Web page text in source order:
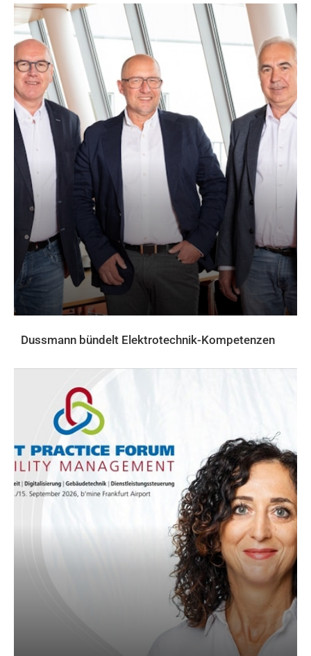
Dussmann bündelt Elektrotechnik-Kompetenzen